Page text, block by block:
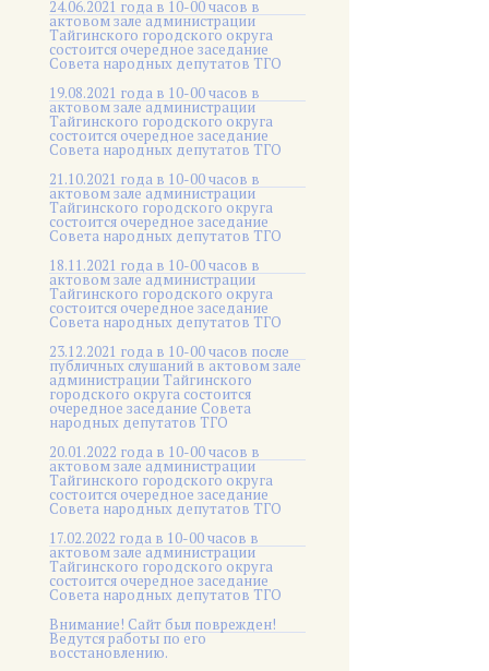
24.06.2021 года в 10-00 часов в
актовом зале администрации
Тайгинского городского округа
состоится очередное заседание
Совета народных депутатов ТГО
19.08.2021 года в 10-00 часов в
актовом зале администрации
Тайгинского городского округа
состоится очередное заседание
Совета народных депутатов ТГО
21.10.2021 года в 10-00 часов в
актовом зале администрации
Тайгинского городского округа
состоится очередное заседание
Совета народных депутатов ТГО
18.11.2021 года в 10-00 часов в
актовом зале администрации
Тайгинского городского округа
состоится очередное заседание
Совета народных депутатов ТГО
23.12.2021 года в 10-00 часов после
публичных слушаний в актовом зале
администрации Тайгинского
городского округа состоится
очередное заседание Совета
народных депутатов ТГО
20.01.2022 года в 10-00 часов в
актовом зале администрации
Тайгинского городского округа
состоится очередное заседание
Совета народных депутатов ТГО
17.02.2022 года в 10-00 часов в
актовом зале администрации
Тайгинского городского округа
состоится очередное заседание
Совета народных депутатов ТГО
Внимание! Сайт был поврежден!
Ведутся работы по его
восстановлению.